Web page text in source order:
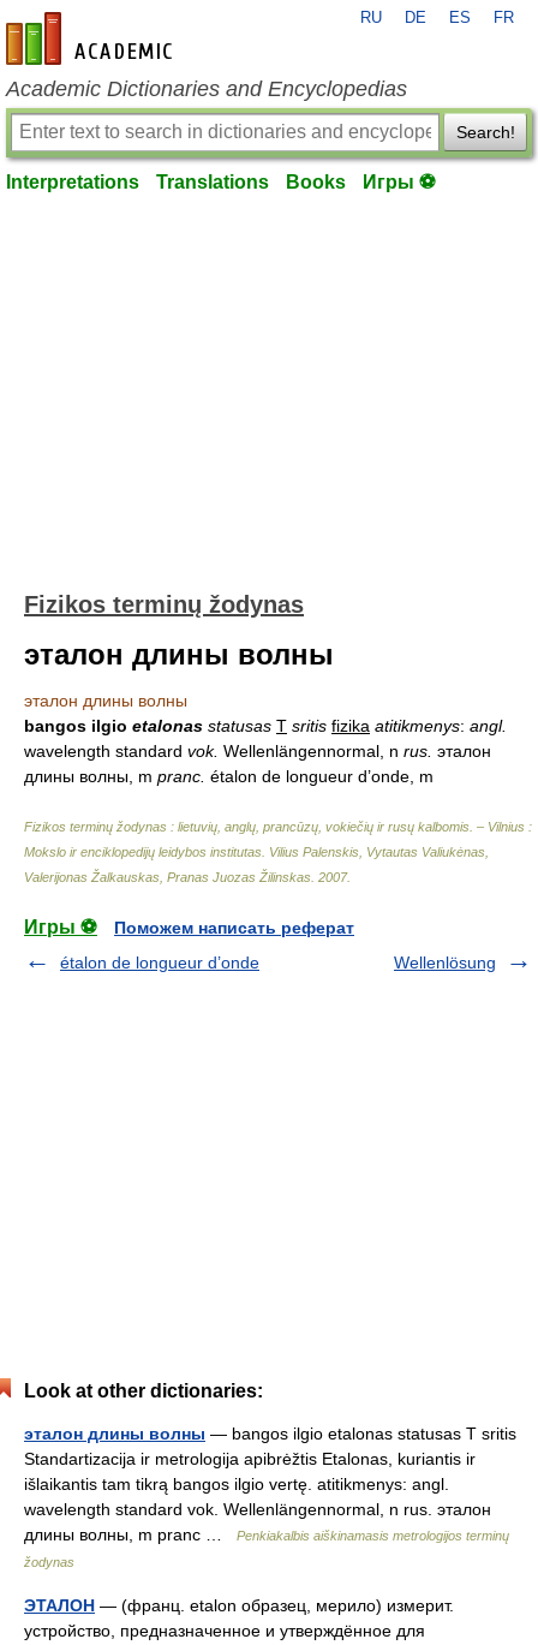
en-academic.com
RU DE ES FR
Academic Dictionaries and Encyclopedias
Search!
Interpretations Translations Books Игры ⚽
Fizikos terminų žodynas
эталон длины волны
эталон длины волны
bangos ilgio etalonas statusas T sritis fizika atitikmenys: angl.
wavelength standard vok. Wellenlängennormal, n rus. эталон
длины волны, m pranc. étalon de longueur d’onde, m
Fizikos terminų žodynas : lietuvių, anglų, prancūzų, vokiečių ir rusų kalbomis. – Vilnius :
Mokslo ir enciklopedijų leidybos institutas Vilius Palenskis, Vytautas Valiukėnas,
Valerijonas Žalkauskas, Pranas Juozas Žilinskas 2007.
Игры ⚽
Поможем написать реферат
étalon de longueur d’onde
Wellenlösung
Look at other dictionaries:
эталон длины волны — bangos ilgio etalonas statusas T sritis
Standartizacija ir metrologija apibrėžtis Etalonas, kuriantis ir
išlaikantis tam tikrą bangos ilgio vertę. atitikmenys: angl.
wavelength standard vok. Wellenlängennormal, n rus. эталон
длины волны, m pranc …
Penkiakalbis aiškinamasis metrologijos terminų
žodynas
ЭТАЛОН — (франц. etalon образец, мерило) измерит.
устройство, предназначенное и утверждённое для